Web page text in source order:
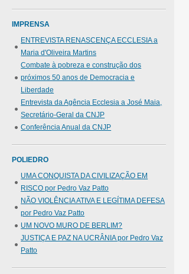
IMPRENSA
ENTREVISTA RENASCENÇA ECCLESIA a
Maria d'Oliveira Martins
Combate à pobreza e construção dos
próximos 50 anos de Democracia e
Liberdade
Entrevista da Agência Ecclesia a José Maia,
Secretário-Geral da CNJP
Conferência Anual da CNJP
POLIEDRO
UMA CONQUISTA DA CIVILIZAÇÃO EM
RISCO por Pedro Vaz Patto
NÃO VIOLÊNCIA ATIVA E LEGÍTIMA DEFESA
por Pedro Vaz Patto
UM NOVO MURO DE BERLIM?
JUSTIÇA E PAZ NA UCRÂNIA por Pedro Vaz
Patto